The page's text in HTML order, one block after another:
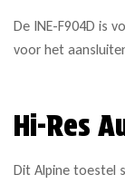
De INE-F904D is
voor het
Hi-Res
Dit Alpine toestel